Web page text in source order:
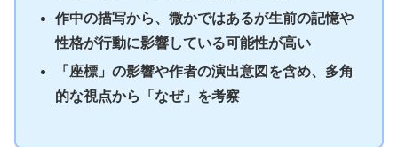
作中の描写から、微かではあるが生前の記憶や
性格が行動に影響している可能性が高い
「座標」の影響や作者の演出意図を含め、多角
的な視点から「なぜ」を考察